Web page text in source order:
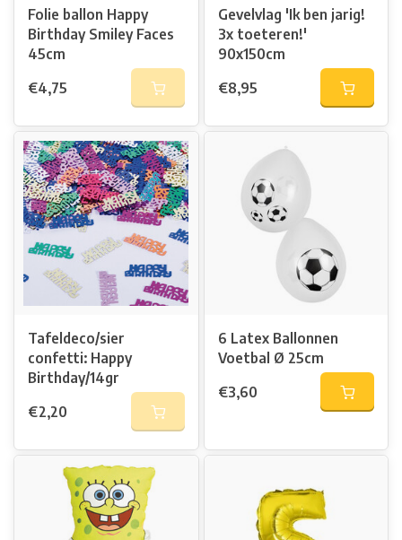
Folie ballon Happy
Birthday Smiley Faces
45cm
€4,75
Gevelvlag 'Ik ben jarig!
3x toeteren!'
90x150cm
€8,95
Tafeldeco/sier
confetti: Happy
Birthday/14gr
€2,20
6 Latex Ballonnen
Voetbal Ø 25cm
€3,60